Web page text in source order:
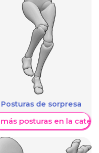
Posturas de sorpresa
más posturas en la